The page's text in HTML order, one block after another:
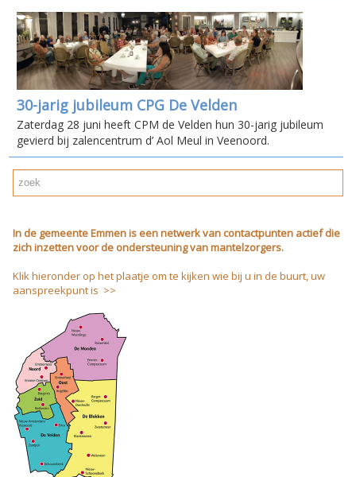
30-jarig jubileum CPG De Velden
Zaterdag 28 juni heeft CPM de Velden hun 30-jarig jubileum
gevierd bij zalencentrum d’ Aol Meul in Veenoord.
In de gemeente Emmen is een netwerk van contactpunten actief die
zich inzetten voor de ondersteuning van mantelzorgers.
Klik hieronder op het plaatje om te kijken wie bij u in de buurt, uw
aanspreekpunt is >>